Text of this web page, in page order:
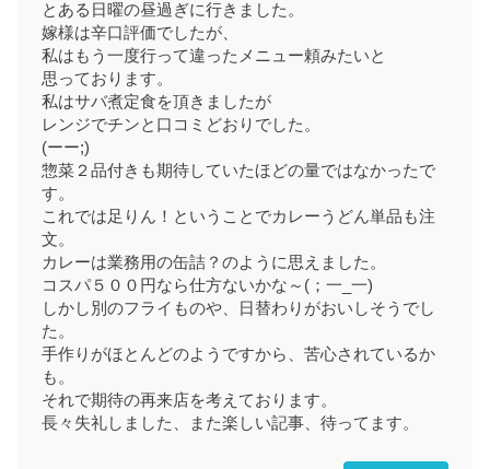
とある日曜の昼過ぎに行きました。
嫁様は辛口評価でしたが、
私はもう一度行って違ったメニュー頼みたいと
思っております。
私はサバ煮定食を頂きましたが
レンジでチンと口コミどおりでした。
(ーー;)
惣菜２品付きも期待していたほどの量ではなかったで
す。
これでは足りん！ということでカレーうどん単品も注
文。
カレーは業務用の缶詰？のように思えました。
コスパ５００円なら仕方ないかな～(；一_一)
しかし別のフライものや、日替わりがおいしそうでし
た。
手作りがほとんどのようですから、苦心されているか
も。
それで期待の再来店を考えております。
長々失礼しました、また楽しい記事、待ってます。